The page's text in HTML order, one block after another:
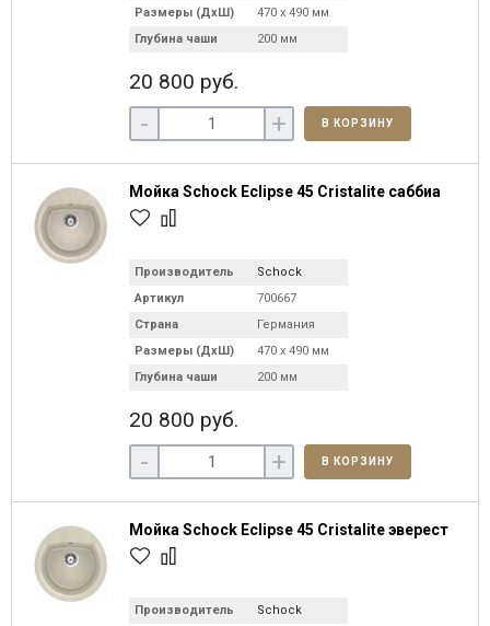
Размеры (ДхШ)
470 х 490 мм
Глубина чаши
200 мм
20 800 руб.
- + В КОРЗИНУ
Мойка Schock Eclipse 45 Cristalite саббиа
Производитель
Schock
Артикул
700667
Страна
Германия
Размеры (ДхШ)
470 х 490 мм
Глубина чаши
200 мм
20 800 руб.
- + В КОРЗИНУ
Мойка Schock Eclipse 45 Cristalite эверест
Производитель
Schock